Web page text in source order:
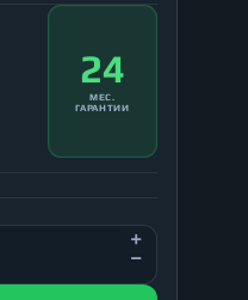
24
МЕС.
ГАРАНТИИ